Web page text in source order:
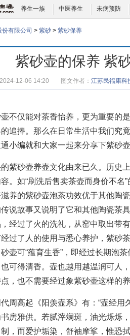
养生一族 中医养生 未病预防
有限公司 > 紫砂 > 紫砂保养
紫砂壶的保养 紫
2024-12-06 14:20 图文作者： 江苏民福康科
仅能对茶香怡养，更为重要的是
追捧。那么在日常生活中我们究
小编就和大家一起来分享下紫砂
砂壶养壶文化由来已久。历史上
。如“刷洗后售卖茶壶而身价不名
养的紫砂壶泡茶功效优于其他陶
说故事又说明了它和其他陶瓷茶
经过了火的洗礼，从窑中取出带
过了人的使用与悉心养护，紫砂
壶可“蕴育生香”，即经过长期泡
可得清香。壶也越用越温润可人
，也不需要经过象紫砂壶这样的养
高起《阳羡壶系》有：“壶经用
房雅供。若腻滓斓斑，油光烁烁
，而爱护垢染，舒袖摩挲，惟恐